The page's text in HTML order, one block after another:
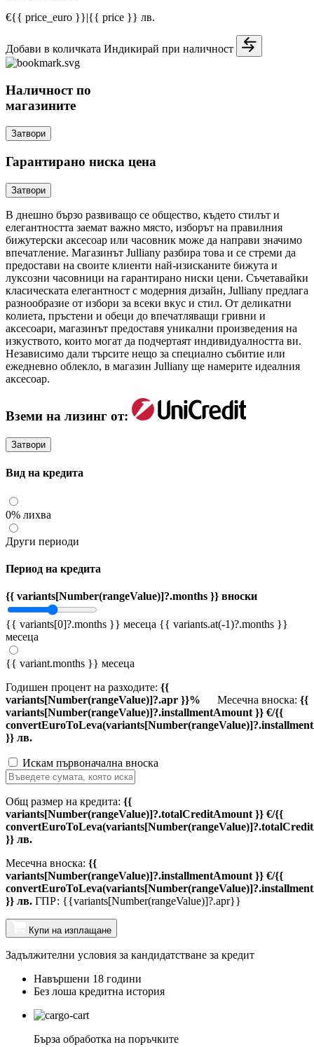
€{{ price_euro }}|{{ price }} лв.
Добави в количката Индикирай при наличност
Наличност по
магазините
Затвори
Гарантирано ниска цена
Затвори
В днешно бързо развиващо се общество, където стилът и
елегантността заемат важно място, изборът на правилния
бижутерски аксесоар или часовник може да направи значимо
впечатление. Магазинът Julliany разбира това и се стреми да
предостави на своите клиенти най-изисканите бижута и
луксозни часовници на гарантирано ниски цени. Съчетавайки
класическата елегантност с модерния дизайн, Julliany предлага
разнообразие от избори за всеки вкус и стил. От деликатни
колиета, пръстени и обеци до впечатляващи гривни и
аксесоари, магазинът предоставя уникални произведения на
изкуството, които могат да подчертаят индивидуалността ви.
Независимо дали търсите нещо за специално събитие или
ежедневно облекло, в магазин Julliany ще намерите идеалния
аксесоар.
Вземи на лизинг от:
Затвори
Вид на кредита
0% лихва
Други периоди
Период на кредита
{{ variants[Number(rangeValue)]?.months }} вноски
{{ variants[0]?.months }} месеца {{ variants.at(-1)?.months }}
месеца
{{ variant.months }} месеца
Годишен процент на разходите: {{
variants[Number(rangeValue)]?.apr }}%
Месечна вноска: {{
variants[Number(rangeValue)]?.installmentAmount }} €/{{
}} лв.
Искам първоначална вноска
Общ размер на кредита: {{
variants[Number(rangeValue)]?.totalCreditAmount }} €/{{
}} лв.
Месечна вноска: {{
variants[Number(rangeValue)]?.installmentAmount }} €/{{
}} лв. ГПР: {{variants[Number(rangeValue)]?.apr}}
Купи на изплащане
Задължителни условия за кандидатстване за кредит
Навършени 18 години
Без лоша кредитна история
Бърза обработка на поръчките